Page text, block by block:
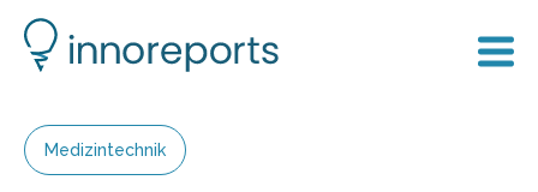
Medizintechnik